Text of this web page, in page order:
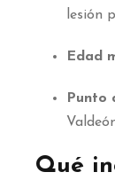
lesión
Edad
Punto
Qué